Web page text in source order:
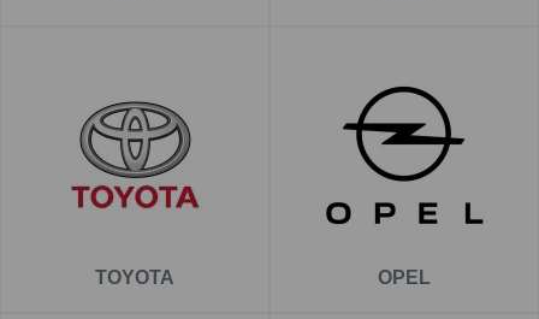
TOYOTA OPEL